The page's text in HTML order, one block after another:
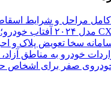
مراحل و شرایط اسقاط خودرو
سخا تعویض پلاک و
خودرو به مناطق
صفر برای اشخاص